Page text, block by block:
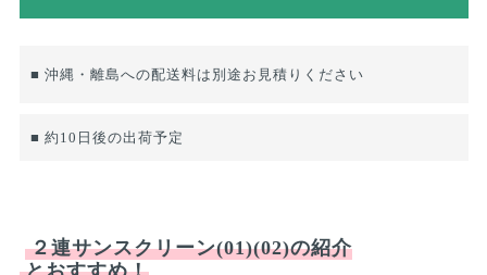
■ 沖縄・離島への配送料は別途お見積りください
■ 約10日後の出荷予定
２連サンスクリーン(01)(02)の紹介